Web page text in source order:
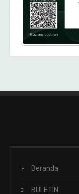
Beranda
BULETIN